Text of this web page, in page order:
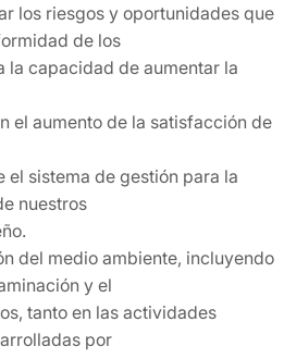
los riesgos y oportunidades que
de los
la capacidad de aumentar la
el aumento de la satisfacción de
el sistema de gestión para la
nuestros
del medio ambiente, incluyendo
y el
tanto en las actividades
por